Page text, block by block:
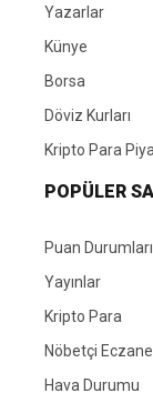
Yazarlar
Künye
Borsa
Döviz Kurları
Kripto Para
POPÜLER
Puan Durumları
Yayınlar
Kripto Para
Nöbetçi
Hava Durumu